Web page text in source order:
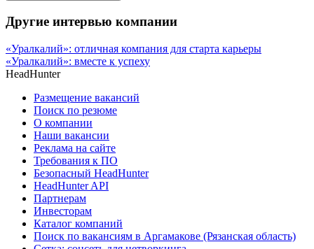
Другие интервью компании
«Уралкалий»: отличная компания для старта карьеры
«Уралкалий»: вместе к успеху
HeadHunter
Размещение вакансий
Поиск по резюме
О компании
Наши вакансии
Реклама на сайте
Требования к ПО
Безопасный HeadHunter
HeadHunter API
Партнерам
Инвесторам
Каталог компаний
Поиск по вакансиям в Аргамакове (Рязанская область)